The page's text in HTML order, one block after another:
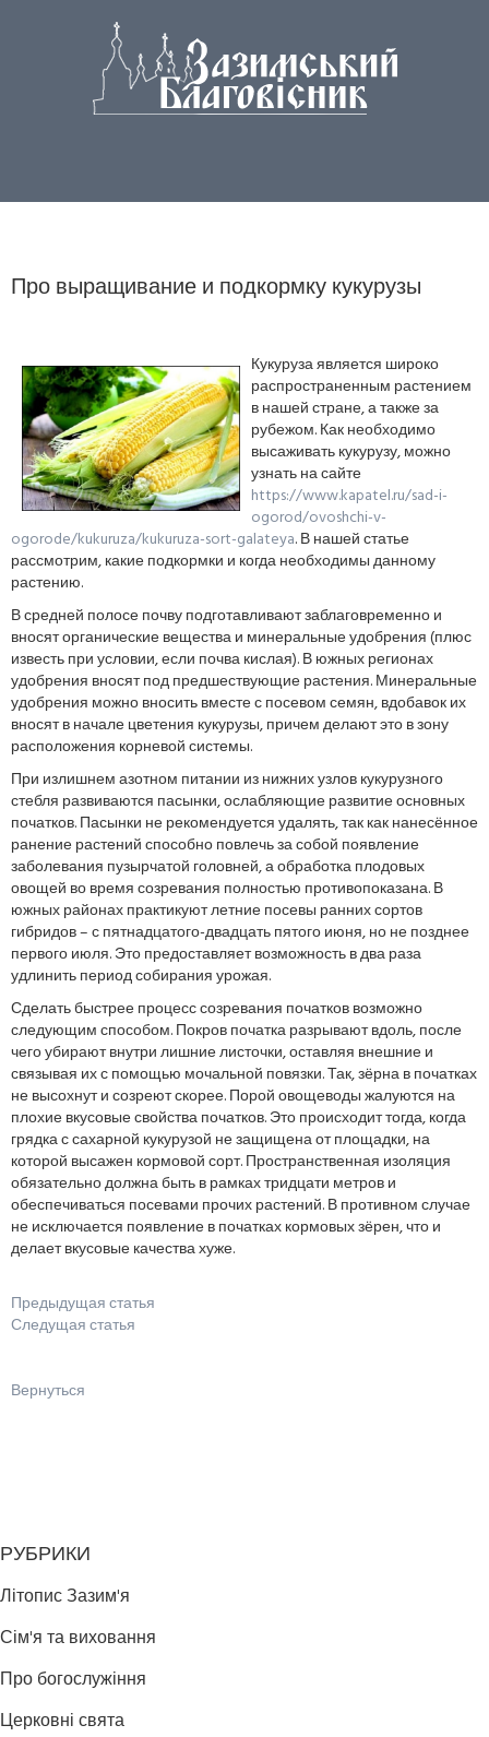
Про выращивание и подкормку кукурузы
Кукуруза является широко
распространенным растением
в нашей стране, а также за
рубежом. Как необходимо
высаживать кукурузу, можно
узнать на сайте
https://www.kapatel.ru/sad-i-
ogorod/ovoshchi-v-
ogorode/kukuruza/kukuruza-sort-galateya. В нашей статье
рассмотрим, какие подкормки и когда необходимы данному
растению.
В средней полосе почву подготавливают заблаговременно и
вносят органические вещества и минеральные удобрения (плюс
известь при условии, если почва кислая). В южных регионах
удобрения вносят под предшествующие растения. Минеральные
удобрения можно вносить вместе с посевом семян, вдобавок их
вносят в начале цветения кукурузы, причем делают это в зону
расположения корневой системы.
При излишнем азотном питании из нижних узлов кукурузного
стебля развиваются пасынки, ослабляющие развитие основных
початков. Пасынки не рекомендуется удалять, так как нанесённое
ранение растений способно повлечь за собой появление
заболевания пузырчатой головней, а обработка плодовых
овощей во время созревания полностью противопоказана. В
южных районах практикуют летние посевы ранних сортов
гибридов – с пятнадцатого-двадцать пятого июня, но не позднее
первого июля. Это предоставляет возможность в два раза
удлинить период собирания урожая.
Сделать быстрее процесс созревания початков возможно
следующим способом. Покров початка разрывают вдоль, после
чего убирают внутри лишние листочки, оставляя внешние и
связывая их с помощью мочальной повязки. Так, зёрна в початках
не высохнут и созреют скорее. Порой овощеводы жалуются на
плохие вкусовые свойства початков. Это происходит тогда, когда
грядка с сахарной кукурузой не защищена от площадки, на
которой высажен кормовой сорт. Пространственная изоляция
обязательно должна быть в рамках тридцати метров и
обеспечиваться посевами прочих растений. В противном случае
не исключается появление в початках кормовых зёрен, что и
делает вкусовые качества хуже.
Предыдущая статья
Следущая статья
Вернуться
РУБРИКИ
Літопис Зазим'я
Сім'я та виховання
Про богослужіння
Церковні свята